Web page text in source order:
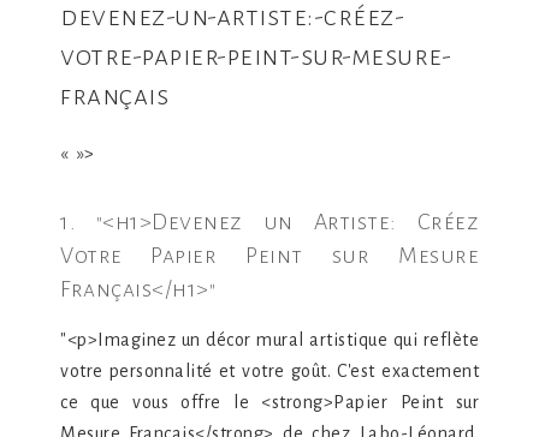
devenez-un-artiste:-créez-
votre-papier-peint-sur-mesure-
français
« »>
1. "<h1>Devenez un Artiste: Créez
Votre Papier Peint sur Mesure
Français</h1>"
"<p>Imaginez un décor mural artistique qui reflète
votre personnalité et votre goût. C'est exactement
ce que vous offre le <strong>Papier Peint sur